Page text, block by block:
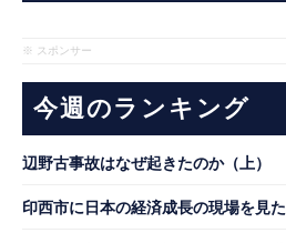
※ スポンサー
今週のランキング
辺野古事故はなぜ起きたのか（上）
印西市に日本の経済成長の現場を見た